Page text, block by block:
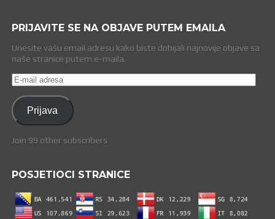
PRIJAVITE SE NA OBJAVE PUTEM EMAILA
Unesite vašu email adresu kako biste dobijali najnovije objave sa
naše stranice putem e-maila.
E-
mail
adresa
Prijava
Join 99 other subscribers
POSJETIOCI STRANICE